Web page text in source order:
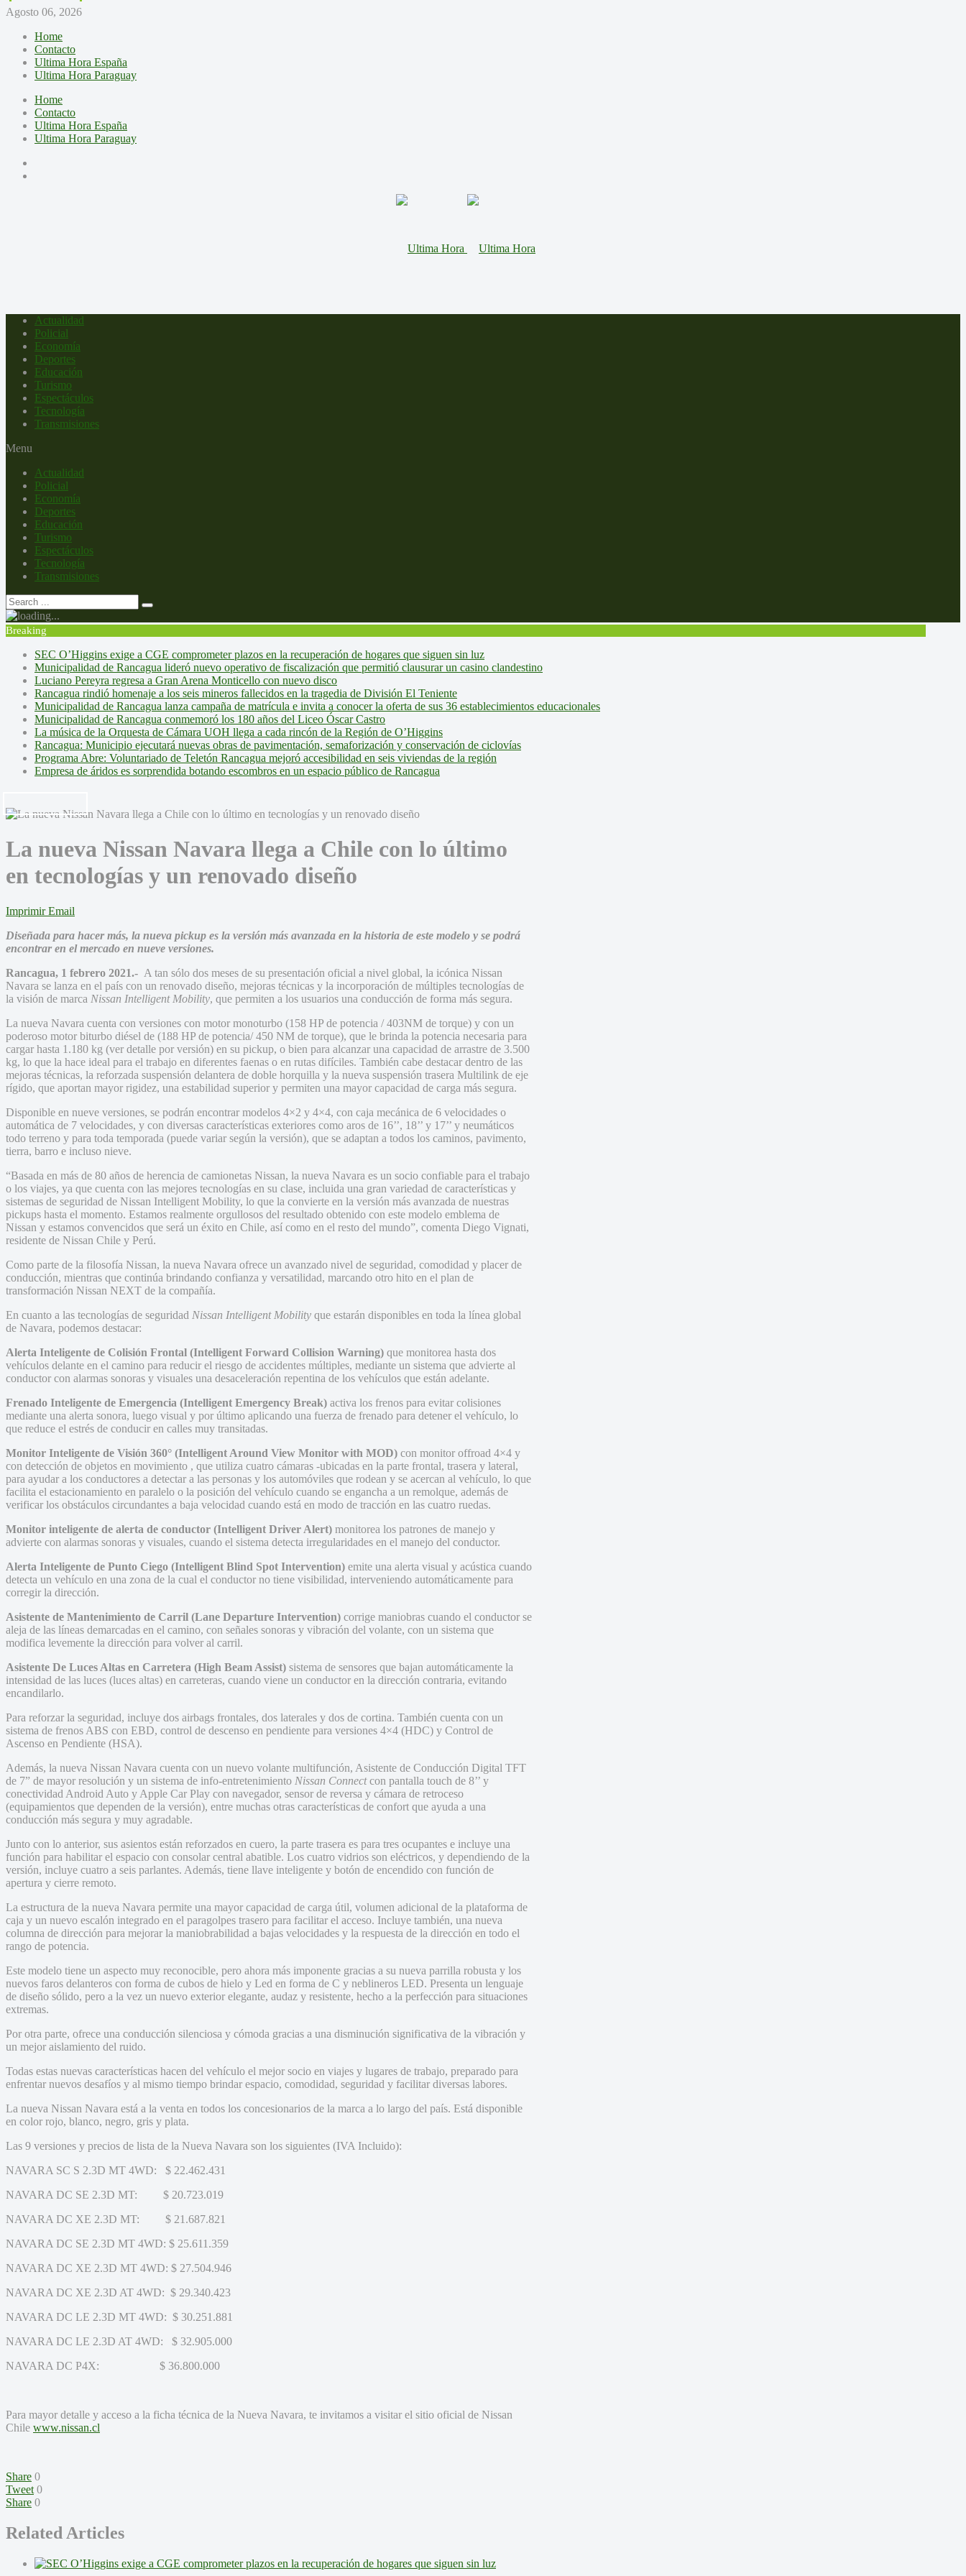
Agosto 06, 2026
Home
Contacto
Ultima Hora España
Ultima Hora Paraguay
Home
Contacto
Ultima Hora España
Ultima Hora Paraguay
Actualidad
Policial
Economía
Deportes
Educación
Turismo
Espectáculos
Tecnología
Transmisiones
Menu
Actualidad
Policial
Economía
Deportes
Educación
Turismo
Espectáculos
Tecnología
Transmisiones
Breaking
SEC O’Higgins exige a CGE comprometer plazos en la recuperación de hogares que siguen sin luz
Municipalidad de Rancagua lideró nuevo operativo de fiscalización que permitió clausurar un casino clandestino
Luciano Pereyra regresa a Gran Arena Monticello con nuevo disco
Rancagua rindió homenaje a los seis mineros fallecidos en la tragedia de División El Teniente
Municipalidad de Rancagua lanza campaña de matrícula e invita a conocer la oferta de sus 36 establecimientos educacionales
Municipalidad de Rancagua conmemoró los 180 años del Liceo Óscar Castro
La música de la Orquesta de Cámara UOH llega a cada rincón de la Región de O’Higgins
Rancagua: Municipio ejecutará nuevas obras de pavimentación, semaforización y conservación de ciclovías
Programa Abre: Voluntariado de Teletón Rancagua mejoró accesibilidad en seis viviendas de la región
Empresa de áridos es sorprendida botando escombros en un espacio público de Rancagua
La nueva Nissan Navara llega a Chile con lo último
en tecnologías y un renovado diseño
Imprimir Email
Diseñada para hacer más, la nueva pickup es la versión más avanzada en la historia de este modelo y se podrá
encontrar en el mercado en nueve versiones.
Rancagua, 1 febrero 2021.- A tan sólo dos meses de su presentación oficial a nivel global, la icónica Nissan
Navara se lanza en el país con un renovado diseño, mejoras técnicas y la incorporación de múltiples tecnologías de
la visión de marca Nissan Intelligent Mobility, que permiten a los usuarios una conducción de forma más segura.
La nueva Navara cuenta con versiones con motor monoturbo (158 HP de potencia / 403NM de torque) y con un
poderoso motor biturbo diésel de (188 HP de potencia/ 450 NM de torque), que le brinda la potencia necesaria para
cargar hasta 1.180 kg (ver detalle por versión) en su pickup, o bien para alcanzar una capacidad de arrastre de 3.500
kg, lo que la hace ideal para el trabajo en diferentes faenas o en rutas difíciles. También cabe destacar dentro de las
mejoras técnicas, la reforzada suspensión delantera de doble horquilla y la nueva suspensión trasera Multilink de eje
rígido, que aportan mayor rigidez, una estabilidad superior y permiten una mayor capacidad de carga más segura.
Disponible en nueve versiones, se podrán encontrar modelos 4×2 y 4×4, con caja mecánica de 6 velocidades o
automática de 7 velocidades, y con diversas características exteriores como aros de 16’’, 18’’ y 17’’ y neumáticos
todo terreno y para toda temporada (puede variar según la versión), que se adaptan a todos los caminos, pavimento,
tierra, barro e incluso nieve.
“Basada en más de 80 años de herencia de camionetas Nissan, la nueva Navara es un socio confiable para el trabajo
o los viajes, ya que cuenta con las mejores tecnologías en su clase, incluida una gran variedad de características y
sistemas de seguridad de Nissan Intelligent Mobility, lo que la convierte en la versión más avanzada de nuestras
pickups hasta el momento. Estamos realmente orgullosos del resultado obtenido con este modelo emblema de
Nissan y estamos convencidos que será un éxito en Chile, así como en el resto del mundo”, comenta Diego Vignati,
residente de Nissan Chile y Perú.
Como parte de la filosofía Nissan, la nueva Navara ofrece un avanzado nivel de seguridad, comodidad y placer de
conducción, mientras que continúa brindando confianza y versatilidad, marcando otro hito en el plan de
transformación Nissan NEXT de la compañía.
En cuanto a las tecnologías de seguridad Nissan Intelligent Mobility que estarán disponibles en toda la línea global
de Navara, podemos destacar:
Alerta Inteligente de Colisión Frontal (Intelligent Forward Collision Warning) que monitorea hasta dos
vehículos delante en el camino para reducir el riesgo de accidentes múltiples, mediante un sistema que advierte al
conductor con alarmas sonoras y visuales una desaceleración repentina de los vehículos que están adelante.
Frenado Inteligente de Emergencia (Intelligent Emergency Break) activa los frenos para evitar colisiones
mediante una alerta sonora, luego visual y por último aplicando una fuerza de frenado para detener el vehículo, lo
que reduce el estrés de conducir en calles muy transitadas.
Monitor Inteligente de Visión 360° (Intelligent Around View Monitor with MOD) con monitor offroad 4×4 y
con detección de objetos en movimiento , que utiliza cuatro cámaras -ubicadas en la parte frontal, trasera y lateral,
para ayudar a los conductores a detectar a las personas y los automóviles que rodean y se acercan al vehículo, lo que
facilita el estacionamiento en paralelo o la posición del vehículo cuando se engancha a un remolque, además de
verificar los obstáculos circundantes a baja velocidad cuando está en modo de tracción en las cuatro ruedas.
Monitor inteligente de alerta de conductor (Intelligent Driver Alert) monitorea los patrones de manejo y
advierte con alarmas sonoras y visuales, cuando el sistema detecta irregularidades en el manejo del conductor.
Alerta Inteligente de Punto Ciego (Intelligent Blind Spot Intervention) emite una alerta visual y acústica cuando
detecta un vehículo en una zona de la cual el conductor no tiene visibilidad, interveniendo automáticamente para
corregir la dirección.
Asistente de Mantenimiento de Carril (Lane Departure Intervention) corrige maniobras cuando el conductor se
aleja de las líneas demarcadas en el camino, con señales sonoras y vibración del volante, con un sistema que
modifica levemente la dirección para volver al carril.
Asistente De Luces Altas en Carretera (High Beam Assist) sistema de sensores que bajan automáticamente la
intensidad de las luces (luces altas) en carreteras, cuando viene un conductor en la dirección contraria, evitando
encandilarlo.
Para reforzar la seguridad, incluye dos airbags frontales, dos laterales y dos de cortina. También cuenta con un
sistema de frenos ABS con EBD, control de descenso en pendiente para versiones 4×4 (HDC) y Control de
Ascenso en Pendiente (HSA).
Además, la nueva Nissan Navara cuenta con un nuevo volante multifunción, Asistente de Conducción Digital TFT
de 7” de mayor resolución y un sistema de info-entretenimiento Nissan Connectcon pantalla touch de 8’’ y
conectividad Android Auto y Apple Car Play con navegador, sensor de reversa y cámara de retroceso
(equipamientos que dependen de la versión), entre muchas otras características de confort que ayuda a una
conducción más segura y muy agradable.
Junto con lo anterior, sus asientos están reforzados en cuero, la parte trasera es para tres ocupantes e incluye una
función para habilitar el espacio con consolar central abatible. Los cuatro vidrios son eléctricos, y dependiendo de la
versión, incluye cuatro a seis parlantes. Además, tiene llave inteligente y botón de encendido con función de
apertura y cierre remoto.
La estructura de la nueva Navara permite una mayor capacidad de carga útil, volumen adicional de la plataforma de
caja y un nuevo escalón integrado en el paragolpes trasero para facilitar el acceso. Incluye también, una nueva
columna de dirección para mejorar la maniobrabilidad a bajas velocidades y la respuesta de la dirección en todo el
rango de potencia.
Este modelo tiene un aspecto muy reconocible, pero ahora más imponente gracias a su nueva parrilla robusta y los
nuevos faros delanteros con forma de cubos de hielo y Led en forma de C y neblineros LED. Presenta un lenguaje
de diseño sólido, pero a la vez un nuevo exterior elegante, audaz y resistente, hecho a la perfección para situaciones
extremas.
Por otra parte, ofrece una conducción silenciosa y cómoda gracias a una disminución significativa de la vibración y
un mejor aislamiento del ruido.
Todas estas nuevas características hacen del vehículo el mejor socio en viajes y lugares de trabajo, preparado para
enfrentar nuevos desafíos y al mismo tiempo brindar espacio, comodidad, seguridad y facilitar diversas labores.
La nueva Nissan Navara está a la venta en todos los concesionarios de la marca a lo largo del país. Está disponible
en color rojo, blanco, negro, gris y plata.
Las 9 versiones y precios de lista de la Nueva Navara son los siguientes (IVA Incluido):
NAVARA SC S 2.3D MT 4WD: $ 22.462.431
NAVARA DC SE 2.3D MT: $ 20.723.019
NAVARA DC XE 2.3D MT: $ 21.687.821
NAVARA DC SE 2.3D MT 4WD: $ 25.611.359
NAVARA DC XE 2.3D MT 4WD: $ 27.504.946
NAVARA DC XE 2.3D AT 4WD: $ 29.340.423
NAVARA DC LE 2.3D MT 4WD: $ 30.251.881
NAVARA DC LE 2.3D AT 4WD: $ 32.905.000
NAVARA DC P4X: $ 36.800.000
Para mayor detalle y acceso a la ficha técnica de la Nueva Navara, te invitamos a visitar el sitio oficial de Nissan
Chile www.nissan.cl
Share 0
Tweet 0
Share 0
Related Articles